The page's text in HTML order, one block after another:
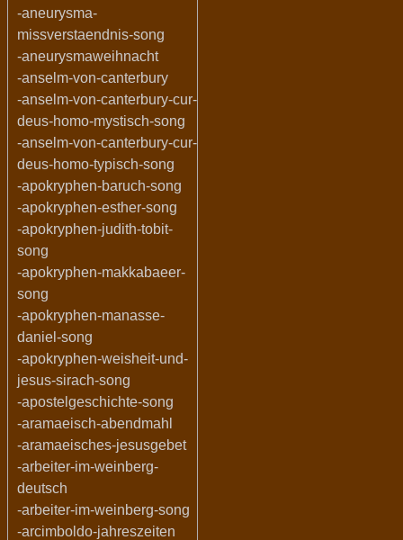
-aneurysma-
missverstaendnis-song
-aneurysmaweihnacht
-anselm-von-canterbury
-anselm-von-canterbury-cur-
deus-homo-mystisch-song
-anselm-von-canterbury-cur-
deus-homo-typisch-song
-apokryphen-baruch-song
-apokryphen-esther-song
-apokryphen-judith-tobit-
song
-apokryphen-makkabaeer-
song
-apokryphen-manasse-
daniel-song
-apokryphen-weisheit-und-
jesus-sirach-song
-apostelgeschichte-song
-aramaeisch-abendmahl
-aramaeisches-jesusgebet
-arbeiter-im-weinberg-
deutsch
-arbeiter-im-weinberg-song
-arcimboldo-jahreszeiten